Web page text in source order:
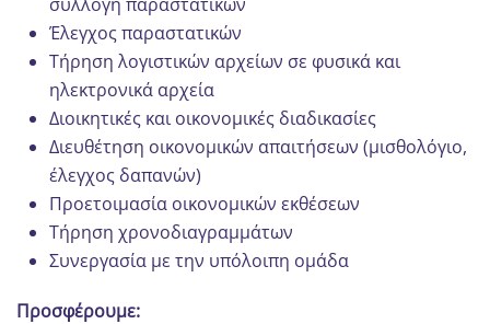
Έλεγχος παραστατικών
Τήρηση λογιστικών αρχείων σε φυσικά και
ηλεκτρονικά αρχεία
Διοικητικές και οικονομικές διαδικασίες
Διευθέτηση οικονομικών απαιτήσεων (μισθολόγιο,
έλεγχος δαπανών)
Προετοιμασία οικονομικών εκθέσεων
Τήρηση χρονοδιαγραμμάτων
Συνεργασία με την υπόλοιπη ομάδα
Προσφέρουμε: